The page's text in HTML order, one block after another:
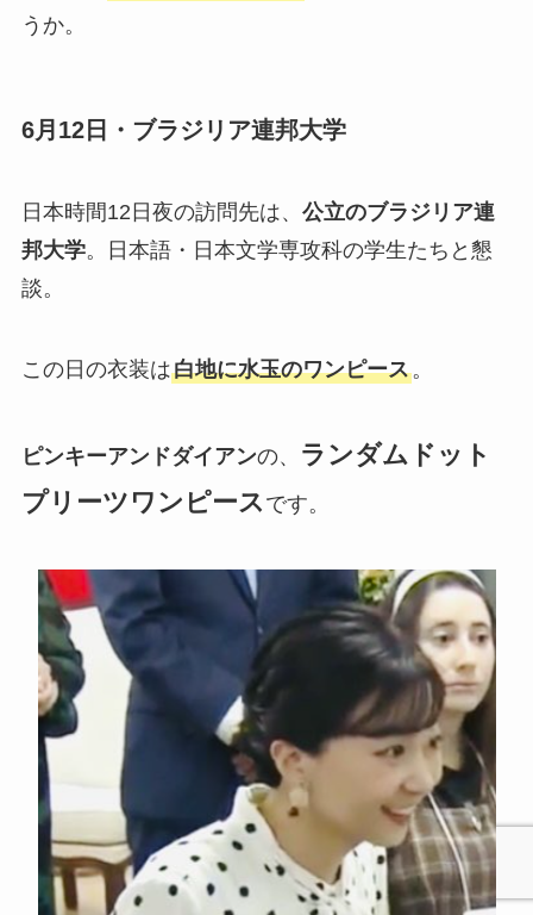
うか。
6月12日・ブラジリア連邦大学
日本時間12日夜の訪問先は、 公立のブラジリア連
邦大学。日本語・日本文学専攻科の学生たちと懇
談。
この日の衣装は白地に水玉のワンピース。
ピンキーアンドダイアンの、
ランダムドット
プリーツワンピース です。